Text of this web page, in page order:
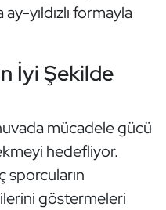
yıldızlı formayla
İyi Şekilde
mücadele gücü
hedefliyor.
sporcuların
göstermeleri